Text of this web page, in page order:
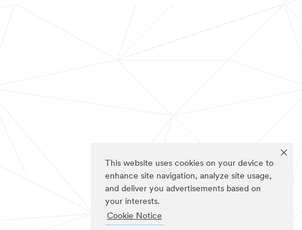
This website uses cookies on your device to
enhance site navigation, analyze site usage,
and deliver you advertisements based on
your interests.
Cookie Notice